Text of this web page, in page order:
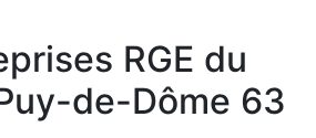
RGE du
de-Dôme 63